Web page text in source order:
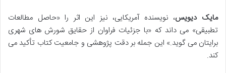
مایک دیویس، نویسنده آمریکایی، نیز این اثر را «حاصل مطالعات
تطبیقی» می داند که «با جزئیات فراوان از حقایق شورش های شهری
برایتان می گوید.» این جمله بر دقت پژوهشی و جامعیت کتاب تأکید می
کند.